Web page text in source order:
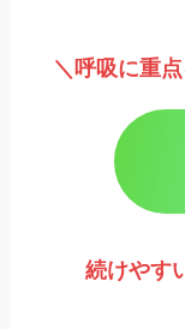
＼呼吸に重
続けやす